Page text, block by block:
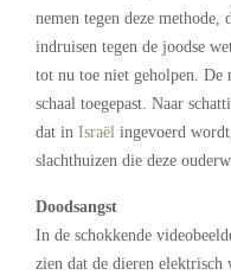
nemen tegen deze methode,
indruisen tegen de joodse
tot nu toe niet geholpen. De
schaal toegepast. Naar
dat in Israël ingevoerd
slachthuizen die deze
Doodsangst
In de schokkende
zien dat de dieren elektrisch